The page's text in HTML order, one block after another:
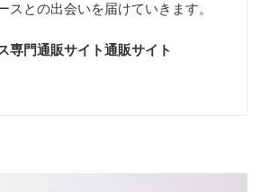
スとの出会いを届けていきます。
専門通販サイト通販サイト